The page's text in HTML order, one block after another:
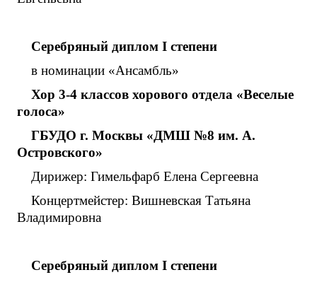
Серебряный диплом I степени
в номинации «Ансамбль»
Хор 3-4 классов хорового отдела «Веселые
голоса»
ГБУДО г. Москвы «ДМШ №8 им. А.
Островского»
Дирижер: Гимельфарб Елена Сергеевна
Концертмейстер: Вишневская Татьяна
Владимировна
Серебряный диплом I степени